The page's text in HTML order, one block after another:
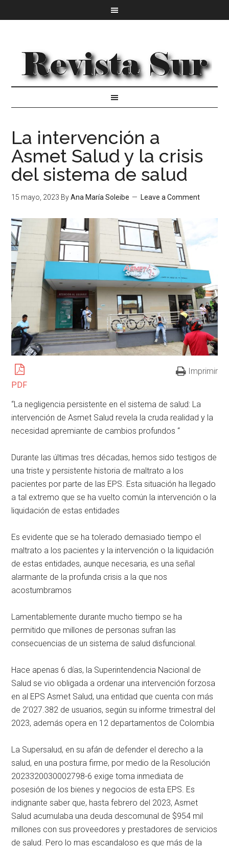
La intervención a
Asmet Salud y la crisis
del sistema de salud
15 mayo, 2023 ByAna María Soleibe Leave a Comment
PDF
Imprimir
“La negligencia persistente en el sistema de salud: La
intervención de Asmet Salud revela la cruda realidad y la
necesidad apremiante de cambios profundos “
Durante las últimas tres décadas, hemos sido testigos de
una triste y persistente historia de maltrato a los
pacientes por parte de las EPS. Esta situación ha llegado
a tal extremo que se ha vuelto común la intervención o la
liquidación de estas entidades
Es evidente que se ha tolerado demasiado tiempo el
maltrato a los pacientes y la intervención o la liquidación
de estas entidades, aunque necesaria, es una señal
alarmante de la profunda crisis a la que nos
acostumbramos
Lamentablemente durante mucho tiempo se ha
permitido que millones de personas sufran las
consecuencias de un sistema de salud disfuncional.
Hace apenas 6 días, la Superintendencia Nacional de
Salud se vio obligada a ordenar una intervención forzosa
en al EPS Asmet Salud, una entidad que cuenta con más
de 2’027.382 de usuarios, según su informe trimestral del
2023, además opera en 12 departamentos de Colombia
La Supersalud, en su afán de defender el derecho a la
salud, en una postura firme, por medio de la Resolución
2023320030002798-6 exige toma inmediata de
posesión de los bienes y negocios de esta EPS. Es
indignante saber que, hasta febrero del 2023, Asmet
Salud acumulaba una deuda descomunal de $954 mil
millones con sus proveedores y prestadores de servicios
de salud. Pero lo mas escandaloso es que más de la